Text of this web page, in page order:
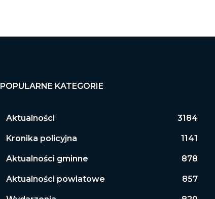
POPULARNE KATEGORIE
Aktualności 3184
Kronika policyjna 1141
Aktualności gminne 878
Aktualności powiatowe 857